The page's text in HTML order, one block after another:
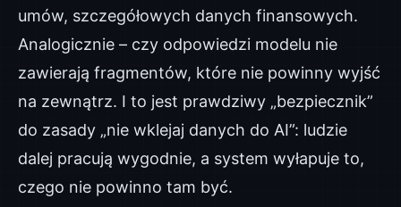
umów, szczegółowych danych finansowych.
Analogicznie – czy odpowiedzi modelu nie
zawierają fragmentów, które nie powinny wyjść
na zewnątrz. I to jest prawdziwy „bezpiecznik”
do zasady „nie wklejaj danych do AI”: ludzie
dalej pracują wygodnie, a system wyłapuje to,
czego nie powinno tam być.